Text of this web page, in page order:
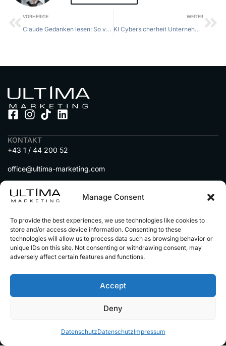
Manage Consent
To provide the best experiences, we use technologies like cookies to
store and/or access device information. Consenting to these
technologies will allow us to process data such as browsing behavior or
unique IDs on this site. Not consenting or withdrawing consent, may
adversely affect certain features and functions.
Accept
Deny
DatenschutzDatenschutzImpressum
VORHERIGE
Claude Gedanken lesen: So versteht die KI deine Prompts
WEITER
KI Cybersicherheit Unternehmen: Schutz vor modernen Bedrohungen
KONTAKT
+43 1 / 44 200 52
office@ultima-marketing.com
A-1010 Wien, Seitenstettengasse 5
MENU
DIENSTLEISTUNGEN
IMMOBILIEN auf Social Media
AUTOHÄNDLER auf Social Media